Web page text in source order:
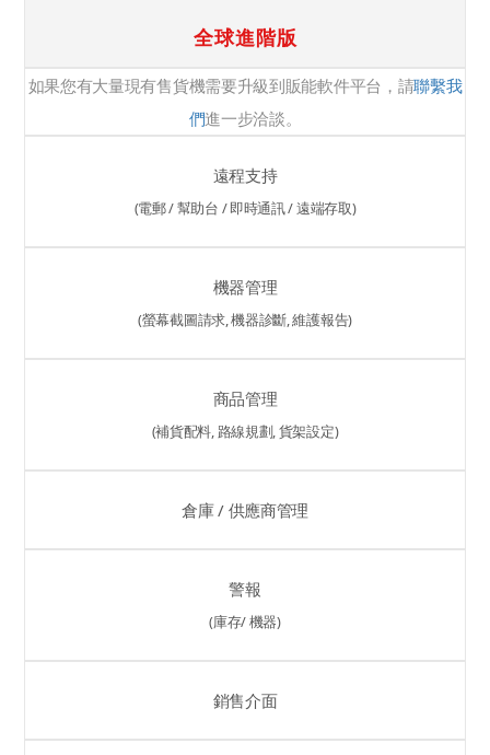
全球進階版
如果您有大量現有售貨機需要升級到販能軟件平台，請聯繫我
們進一步洽談。
遠程支持
(電郵 / 幫助台 / 即時通訊 / 遠端存取)
機器管理
(螢幕截圖請求, 機器診斷, 維護報告)
商品管理
(補貨配料, 路線規劃, 貨架設定)
倉庫 / 供應商管理
警報
(庫存/ 機器)
銷售介面